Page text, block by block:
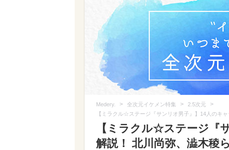
Medery. > 全次元イケメン特集 > 2.5次元 >
【ミラクル☆ステージ『サンリオ男子』】14人のキ
【ミラクル☆ステージ『
解説！ 北川尚弥、澁木稜